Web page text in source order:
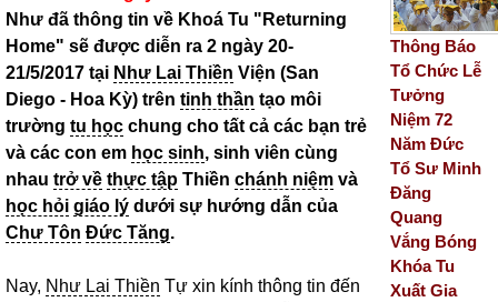
Như đã thông tin về Khoá Tu "Returning
Home" sẽ được diễn ra 2 ngày 20-
21/5/2017 tại Như Lai Thiền Viện (San
Diego - Hoa Kỳ) trên tinh thần tạo môi
trường tu học chung cho tất cả các bạn trẻ
và các con em học sinh, sinh viên cùng
nhau trở về thực tập Thiền chánh niệm và
học hỏi giáo lý dưới sự hướng dẫn của
Chư Tôn Đức Tăng.
Nay, Như Lai Thiền Tự xin kính thông tin đến
Thông Báo
Tổ Chức Lễ
Tưởng
Niệm 72
Năm Đức
Tổ Sư Minh
Đăng
Quang
Vắng Bóng
Khóa Tu
Xuất Gia